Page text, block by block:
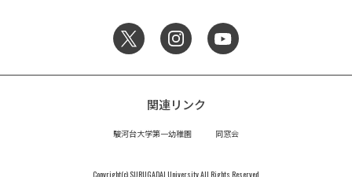
関連リンク
駿河台大学第一幼稚園 同窓会
Copyright(c) SURUGADAI University All Rights Reserved.